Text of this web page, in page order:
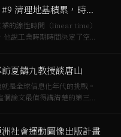
列斐伏爾日常生活批判｜#9 清理地基積累，時刻與技術宰制的日常生活
的線性時間（linear time）
他說工業時期時間決定了空
夏鑄九教授談唐山
是全球信息化年代的挑戰。
個論文最值得講清楚的第三
有價值的經驗…
社會運動圖像出版計畫